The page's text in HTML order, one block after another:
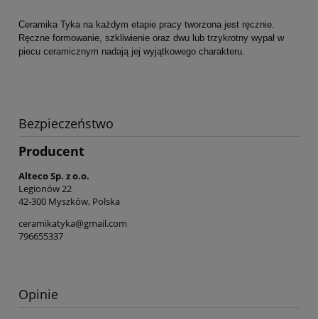
Ceramika Tyka na każdym etapie pracy tworzona jest ręcznie.
Ręczne formowanie, szkliwienie oraz dwu lub trzykrotny wypał w
piecu ceramicznym nadają jej wyjątkowego charakteru.
Bezpieczeństwo
Producent
Alteco Sp. z o.o.
Legionów 22
42-300 Myszków, Polska
ceramikatyka@gmail.com
796655337
Opinie